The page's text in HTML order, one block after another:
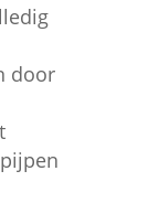
door